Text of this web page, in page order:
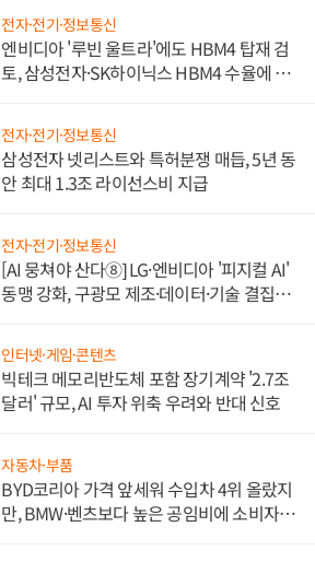
전자·전기·정보통신
엔비디아 '루빈 울트라'에도 HBM4 탑재 검
토, 삼성전자·SK하이닉스 HBM4 수율에 주
전자·전기·정보통신
삼성전자 넷리스트와 특허분쟁 매듭, 5년 동
안 최대 1.3조 라이선스비 지급
전자·전기·정보통신
[AI 뭉쳐야 산다⑧] LG·엔비디아 '피지컬 AI'
동맹 강화, 구광모 제조·데이터·기술 결집
인터넷·게임·콘텐츠
빅테크 메모리반도체 포함 장기계약 '2.7조
달러' 규모, AI 투자 위축 우려와 반대 신호
자동차·부품
BYD코리아 가격 앞세워 수입차 4위 올랐지
만, BMW·벤츠보다 높은 공임비에 소비자